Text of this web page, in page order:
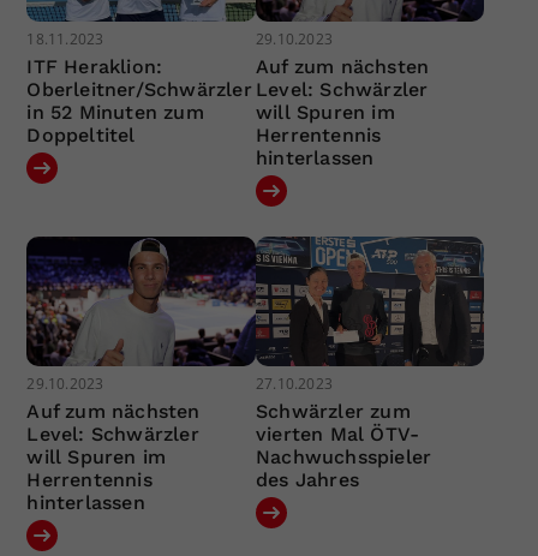
18.11.2023
ITF Heraklion:
Oberleitner/Schwärzler
in 52 Minuten zum
Doppeltitel
29.10.2023
Auf zum nächsten
Level: Schwärzler
will Spuren im
Herrentennis
hinterlassen
29.10.2023
Auf zum nächsten
Level: Schwärzler
will Spuren im
Herrentennis
hinterlassen
27.10.2023
Schwärzler zum
vierten Mal ÖTV-
Nachwuchsspieler
des Jahres